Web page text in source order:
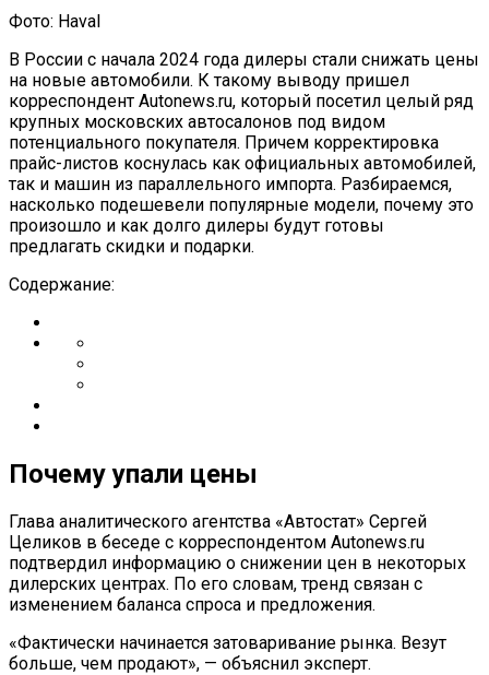
Фото: Haval
В России с начала 2024 года дилеры стали снижать цены
на новые автомобили. К такому выводу пришел
корреспондент Autonews.ru, который посетил целый ряд
крупных московских автосалонов под видом
потенциального покупателя. Причем корректировка
прайс-листов коснулась как официальных автомобилей,
так и машин из параллельного импорта. Разбираемся,
насколько подешевели популярные модели, почему это
произошло и как долго дилеры будут готовы
предлагать скидки и подарки.
Содержание:
Почему упали цены
Глава аналитического агентства «Автостат» Сергей
Целиков в беседе с корреспондентом Autonews.ru
подтвердил информацию о снижении цен в некоторых
дилерских центрах. По его словам, тренд связан с
изменением баланса спроса и предложения.
«Фактически начинается затоваривание рынка. Везут
больше, чем продают», — объяснил эксперт.